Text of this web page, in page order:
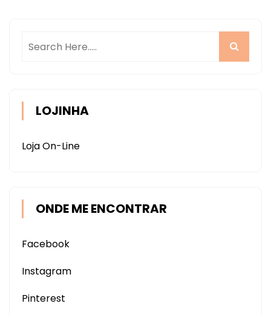
LOJINHA
Loja On-Line
ONDE ME ENCONTRAR
Facebook
Instagram
Pinterest